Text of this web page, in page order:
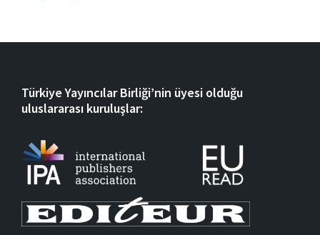
Türkiye Yayıncılar Birliği’nin üyesi olduğu
uluslararası kuruluşlar: